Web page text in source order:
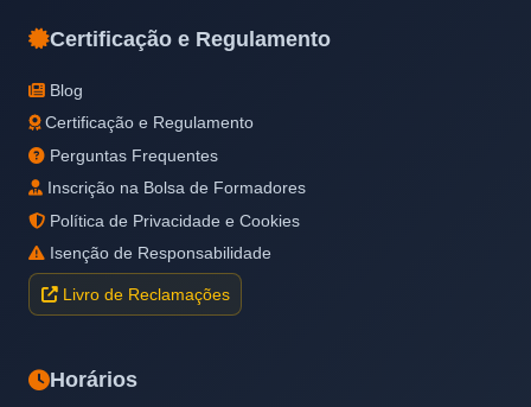
Certificação e Regulamento
Blog
Certificação e Regulamento
Perguntas Frequentes
Inscrição na Bolsa de Formadores
Política de Privacidade e Cookies
Isenção de Responsabilidade
Livro de Reclamações
Horários